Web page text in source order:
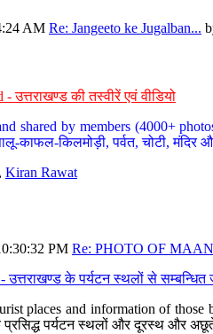
AM Re: Jangeeto ke Jugalban...
की तस्वीरें एवं वीडियो
shared by members (4000+
काफल-किलमोड़ी, पर्वत, चोटी,
, Kiran Rawat
PM Re: PHOTO OF
के पर्यटन स्थलों से सम्बन्धित
places and information of
प्रसिद्ध पर्यटन स्थलों और दूरस्थ और